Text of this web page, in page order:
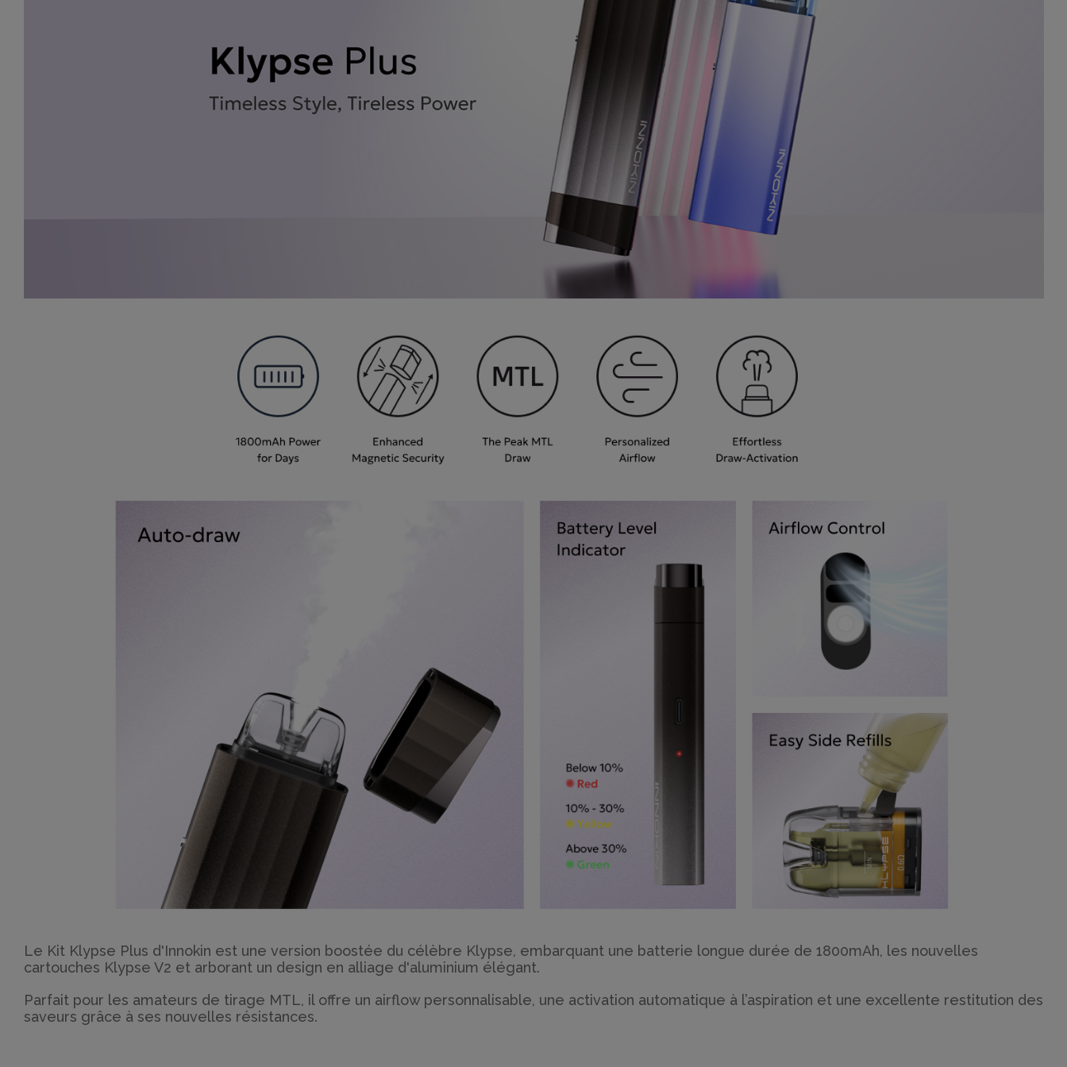
Le Kit Klypse Plus d'Innokin est une version boostée du célèbre Klypse, embarquant une batterie longue durée de 1800mAh, les nouvelles
cartouches Klypse V2 et arborant un design en alliage d'aluminium élégant.
Parfait pour les amateurs de tirage MTL, il offre un airflow personnalisable, une activation automatique à l’aspiration et une excellente restitution des
saveurs grâce à ses nouvelles résistances.